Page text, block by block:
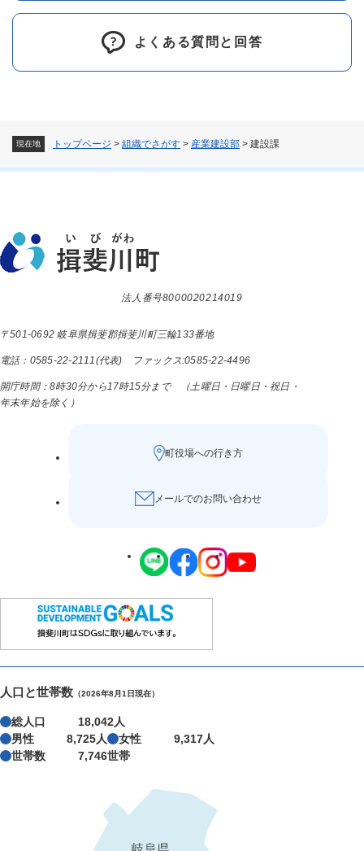
現在地 トップページ > 組織でさがす > 産業建設部 > 建設課
よくある質問と回答
法人番号8000020214019
〒501-0692 岐阜県揖斐郡揖斐川町三輪133番地
電話：0585-22-2111(代表) ファックス:0585-22-4496
開庁時間：8時30分から17時15分まで （土曜日・日曜日・祝日・
年末年始を除く）
町役場への行き方
メールでのお問い合わせ
人口と世帯数 （2026年8月1日現在）
総人口
18,042人
男性
8,725人 女性
9,317人
世帯数
7,746世帯